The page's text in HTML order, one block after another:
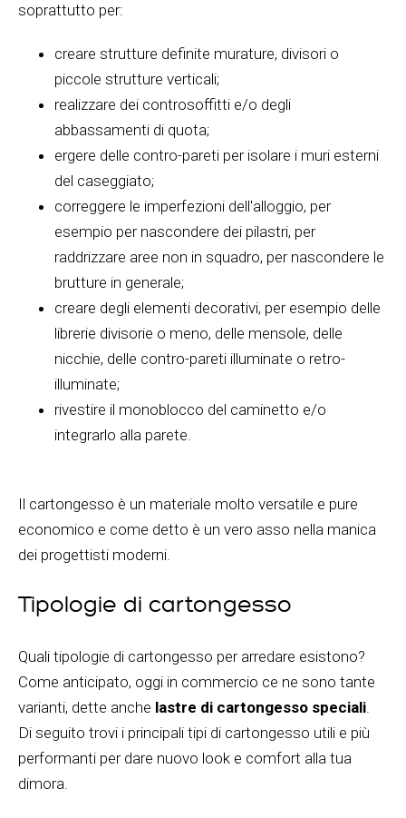
soprattutto per:
creare strutture definite murature, divisori o
piccole strutture verticali;
realizzare dei controsoffitti e/o degli
abbassamenti di quota;
ergere delle contro-pareti per isolare i muri esterni
del caseggiato;
correggere le imperfezioni dell'alloggio, per
esempio per nascondere dei pilastri, per
raddrizzare aree non in squadro, per nascondere le
brutture in generale;
creare degli elementi decorativi, per esempio delle
librerie divisorie o meno, delle mensole, delle
nicchie, delle contro-pareti illuminate o retro-
illuminate;
rivestire il monoblocco del caminetto e/o
integrarlo alla parete.
Il cartongesso è un materiale molto versatile e pure
economico e come detto è un vero asso nella manica
dei progettisti moderni.
Tipologie di cartongesso
Quali tipologie di cartongesso per arredare esistono?
Come anticipato, oggi in commercio ce ne sono tante
varianti, dette anche lastre di cartongesso speciali.
Di seguito trovi i principali tipi di cartongesso utili e più
performanti per dare nuovo look e comfort alla tua
dimora.